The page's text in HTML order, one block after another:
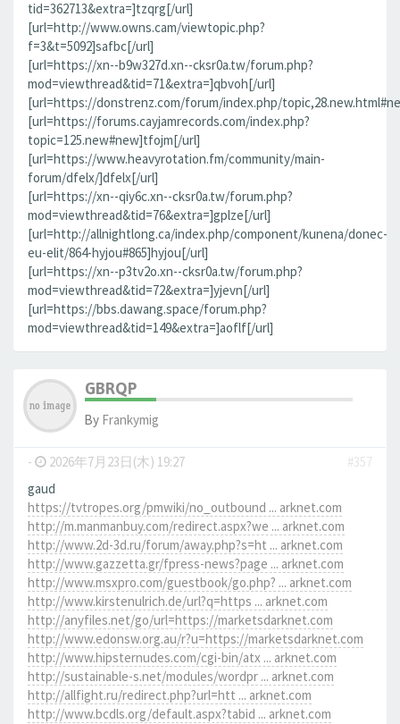
tid=362713&extra=]tzqrg[/url]
[url=http://www.owns.cam/viewtopic.php?
f=3&t=5092]safbc[/url]
[url=https://xn--b9w327d.xn--cksr0a.tw/forum.php?
mod=viewthread&tid=71&extra=]qbvoh[/url]
[url=https://donstrenz.com/forum/index.php/
[url=https://forums.cayjamrecords.com/index.php?
topic=125.new#new]tfojm[/url]
[url=https://www.heavyrotation.fm/community/main-
forum/dfelx/]dfelx[/url]
[url=https://xn--qiy6c.xn--cksr0a.tw/forum.php?
mod=viewthread&tid=76&extra=]gplze[/url]
[url=http://allnightlong.ca/index.php/component/kunena/donec-
eu-elit/864-hyjou#865]hyjou[/url]
[url=https://xn--p3tv2o.xn--cksr0a.tw/forum.php?
mod=viewthread&tid=72&extra=]yjevn[/url]
[url=https://bbs.dawang.space/forum.php?
mod=viewthread&tid=149&extra=]aoflf[/url]
GBRQP
By Frankymig
- 2026年7月23日(木) 19:27
#357
gaud
https://tvtropes.org/pmwiki/no_outbound ... arknet.com
http://m.manmanbuy.com/redirect.aspx?we ... arknet.com
http://www.2d-3d.ru/forum/away.php?s=ht ... arknet.com
http://www.gazzetta.gr/fpress-news?page ... arknet.com
http://www.msxpro.com/guestbook/go.php? ... arknet.com
http://www.kirstenulrich.de/url?q=https ... arknet.com
http://anyfiles.net/go/url=https://marketsdarknet.com
http://www.edonsw.org.au/r?u=https://marketsdarknet.com
http://www.hipsternudes.com/cgi-bin/atx ... arknet.com
http://sustainable-s.net/modules/wordpr ... arknet.com
http://allfight.ru/redirect.php?url=htt ... arknet.com
http://www.bcdls.org/default.aspx?tabid ... arknet.com